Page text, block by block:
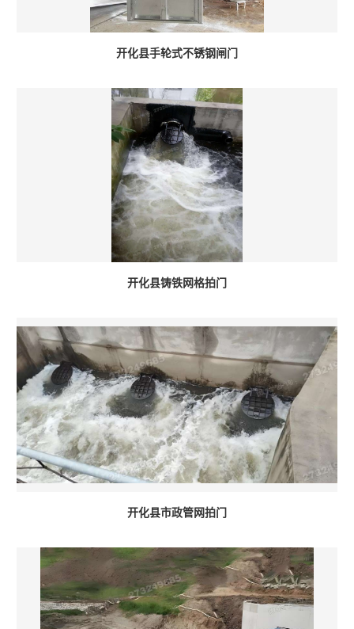
开化县手轮式不锈钢闸门
开化县铸铁网格拍门
开化县市政管网拍门